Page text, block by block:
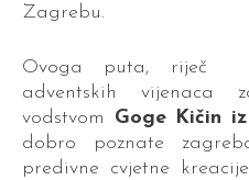
Zagrebu.
Ovoga puta, riječ
adventskih
vodstvom Goge Kičin
dobro poznate
predivne cvjetne